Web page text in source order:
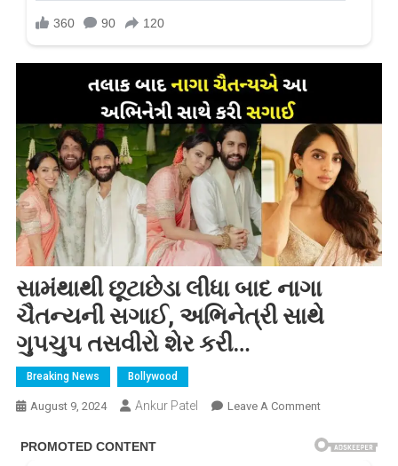
સામંથાથી છૂટાછેડા લીધા બાદ નાગા
ચૈતન્યની સગાઈ, અભિનેત્રી સાથે
ગુપચુપ તસવીરો શેર કરી…
Breaking News Bollywood
August 9, 2024 Ankur Patel Leave A CommentOn
છૂટાછેડા